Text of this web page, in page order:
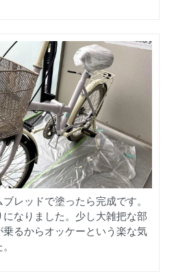
レッドで塗ったら完成です。
なりました。少し大雑把な部
るからオッケーという楽な気